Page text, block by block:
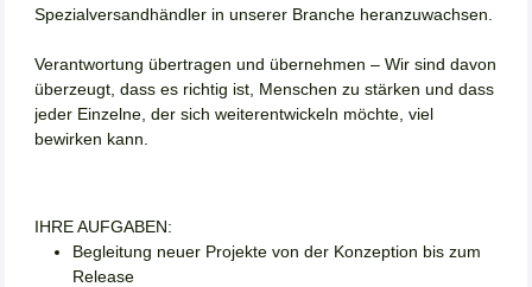
Spezialversandhändler in unserer Branche heranzuwachsen.
Verantwortung übertragen und übernehmen – Wir sind davon
überzeugt, dass es richtig ist, Menschen zu stärken und dass
jeder Einzelne, der sich weiterentwickeln möchte, viel
bewirken kann.
IHRE AUFGABEN:
Begleitung neuer Projekte von der Konzeption bis zum
Release